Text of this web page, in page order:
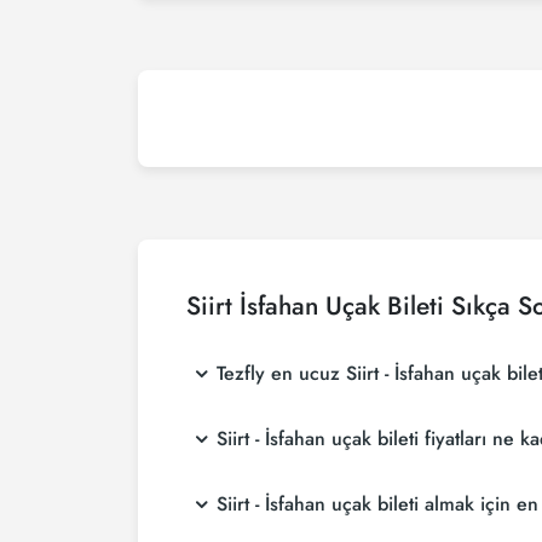
Siirt İsfahan Uçak Bileti Sıkça
Tezfly en ucuz Siirt - İsfahan uçak
Tezfly sitesinde yapacağın tek bir
Siirt - İsfahan uçak bileti fiyatları ne
yaparak ve promosyonları takip ederek
Siirt - İsfahan uçak bileti almak için